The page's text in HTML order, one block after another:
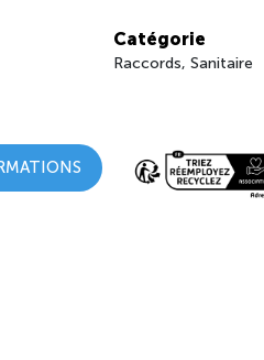
Catégorie
Raccords, Sanitaire